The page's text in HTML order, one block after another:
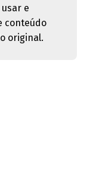
usar e
conteúdo
original.